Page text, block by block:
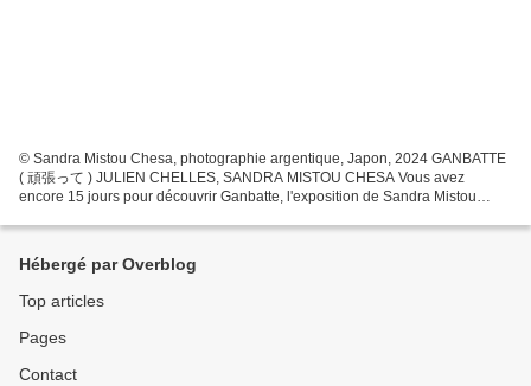
© Sandra Mistou Chesa, photographie argentique, Japon, 2024 GANBATTE
( 頑張って ) JULIEN CHELLES, SANDRA MISTOU CHESA Vous avez
encore 15 jours pour découvrir Ganbatte, l'exposition de Sandra Mistou
Hébergé par Overblog
Top articles
Pages
Contact